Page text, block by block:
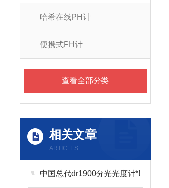
哈希在线PH计
便携式PH计
查看全部分类
相关文章
ARTICLES
中国总代dr1900分光光度计*!